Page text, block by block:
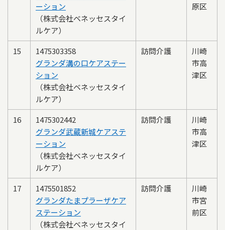
ーション
（株式会社ベネッセスタイ
ルケア）
原区
15
1475303358
グランダ溝の口ケアステー
ション
（株式会社ベネッセスタイ
ルケア）
訪問介護
川崎
市高
津区
16
1475302442
グランダ武蔵新城ケアステ
ーション
（株式会社ベネッセスタイ
ルケア）
訪問介護
川崎
市高
津区
17
1475501852
グランダたまプラーザケア
ステーション
（株式会社ベネッセスタイ
訪問介護
川崎
市宮
前区